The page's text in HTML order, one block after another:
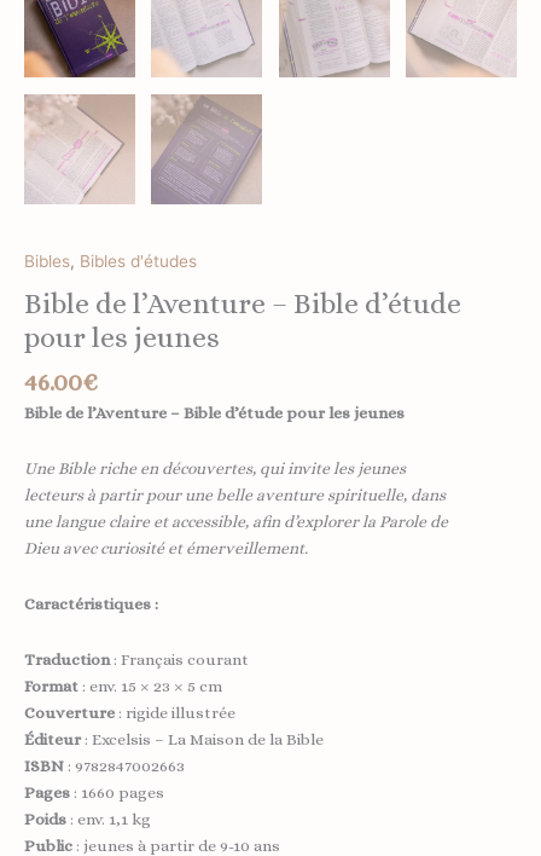
Bibles, Bibles d'études
Bible de l’Aventure – Bible d’étude
pour les jeunes
46.00€
Bible de l’Aventure – Bible d’étude pour les jeunes
Une Bible riche en découvertes, qui invite les jeunes
lecteurs à partir pour une belle aventure spirituelle, dans
une langue claire et accessible, afin d’explorer la Parole de
Dieu avec curiosité et émerveillement.
Caractéristiques :
Traduction : Français courant
Format : env. 15 × 23 × 5 cm
Couverture : rigide illustrée
Éditeur: Excelsis – La Maison de la Bible
ISBN : 9782847002663
Pages : 1660 pages
Poids : env. 1,1 kg
Public : jeunes à partir de 9-10 ans